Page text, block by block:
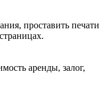
проставить печати
аренды, залог,